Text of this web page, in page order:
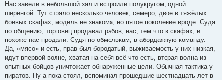
Нас завели в небольшой зал и встроили полукругом, одной
шеренгой. Тут стояло несколько человек, семеро, двое в тяжёлых
боевых скафах, модель не знакома, но пятое поколение вроде. Судя
по общению, торговец продавал рабов, нас, тем что в скафах, и
похоже нас продали. Судя по обмолвкам, в абордажную команду.
Да, «мясо» и есть, прав был бородатый, выживаемость у них низкая,
идут впервой волне, хватая на себя всё что есть, вторая волна из
опытных бойцов уничтожает обнаруженные цели. Обычная тактика у
пиратов. Ну а пока стоял, вспоминал прошедшие шестнадцать лет в